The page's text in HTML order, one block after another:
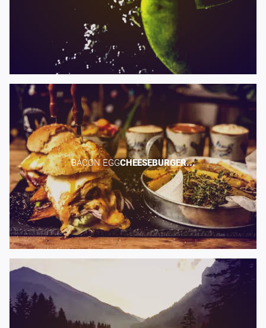
BACON EGG​CHEESEBURGER...